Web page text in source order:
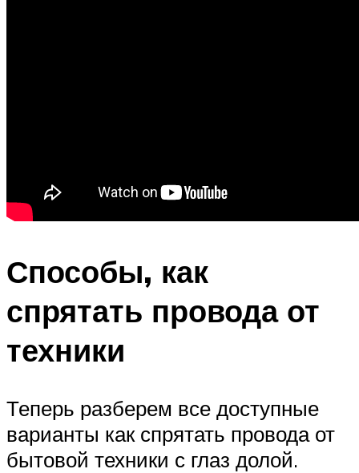
Способы, как
спрятать провода от
техники
Теперь разберем все доступные
варианты как спрятать провода от
бытовой техники с глаз долой.